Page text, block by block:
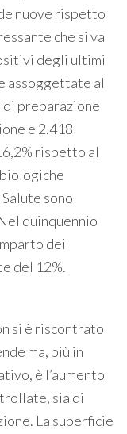
nuove rispetto
che si va
degli ultimi
assoggettate al
preparazione
e 2.418
rispetto al
sono
quinquennio
dei
del 12%.
si è riscontrato
ma, più in
è l’aumento
sia di
La superficie